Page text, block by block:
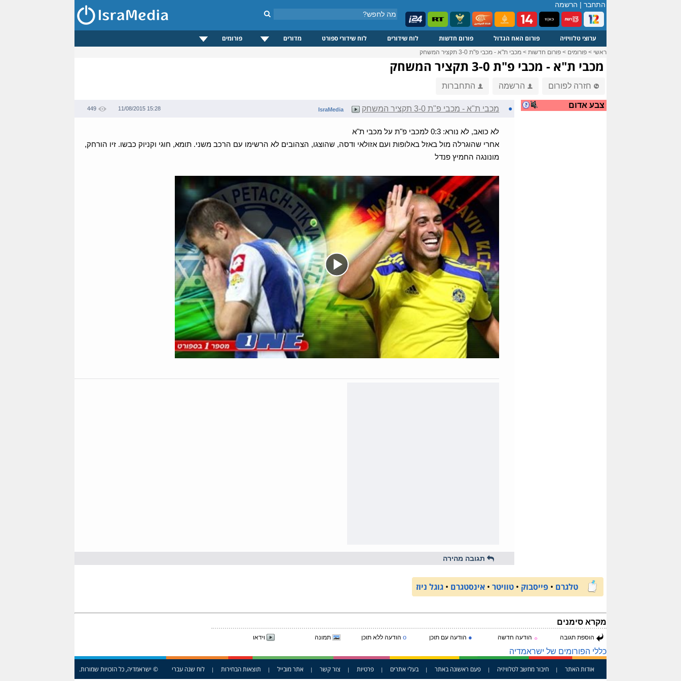
התחבר | הרשמה
ערוצי טלוויזיה פורום האח הגדול פורום חדשות לוח שידורים לוח שידורי ספורט מדורים פורומים
ראשי > פורומים > פורום חדשות > מכבי ת"א - מכבי פ"ת 3-0 תקציר המשחק
מכבי ת"א - מכבי פ"ת 3-0 תקציר המשחק
חזרה לפורום הרשמה התחברות
צבע אדום ● מכבי ת"א - מכבי פ"ת 3-0 תקציר המשחק IsraMedia
11/08/2015 15:28
449
לא כואב, לא נורא: 0:3 למכבי פ"ת על מכבי ת"א
אחרי שהוגרלה מול באזל באלופות ועם אזולאי ודסה, שהוצגו, הצהובים לא הרשימו עם הרכב משני. תומא, חוגי וקניוק כבשו. זיו הורחק,
מונונגה החמיץ פנדל
תגובה מהירה
טלגרם • פייסבוק • טוויטר • אינסטגרם • גוגל ניוז
מקרא סימנים
הוספת תגובה ☼ הודעה חדשה ● הודעה עם תוכן o הודעה ללא תוכן תמונה וידאו
כללי הפורומים של ישראמדיה
© ישראמדיה, כל הזכויות שמורות. אודות האתר | חיבור מחשב לטלוויזיה | פעם ראשונה באתר | בעלי אתרים | פרטיות | צור קשר | אתר מובייל | תוצאות הבחירות | לוח שנה עברי